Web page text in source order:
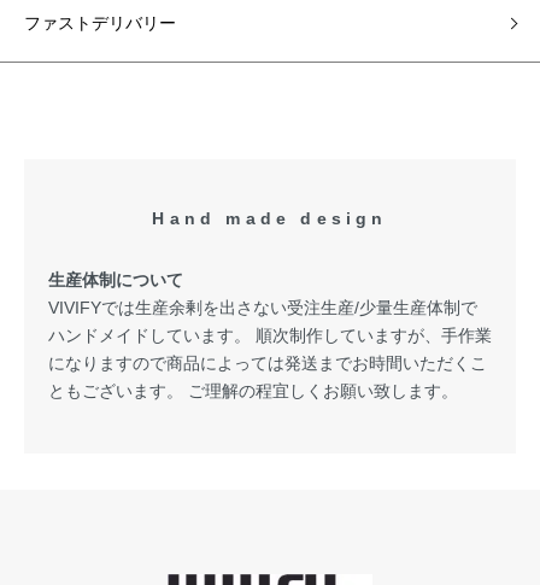
ファストデリバリー
Hand made design
生産体制について
VIVIFYでは生産余剰を出さない受注生産/少量生産体制で
ハンドメイドしています。 順次制作していますが、手作業
になりますので商品によっては発送までお時間いただくこ
ともございます。 ご理解の程宜しくお願い致します。